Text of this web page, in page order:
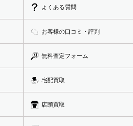
よくある質問
お客様の口コミ・評判
無料査定フォーム
宅配買取
店頭買取